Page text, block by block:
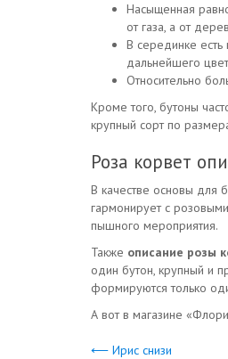
Насыщенная
от газа, а от
В серединке
дальнейшего
Относительно
Кроме того, бутоны
крупный сорт по
Роза корвет
В качестве основы для
гармонирует с
пышного мероприятия.
Также описание розы
один бутон, крупный и
формируются только
А вот в магазине
⟵ Ирис снизи